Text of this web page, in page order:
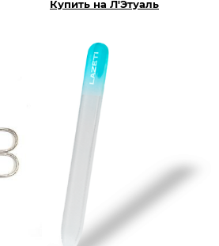
Купить на Л'Этуаль